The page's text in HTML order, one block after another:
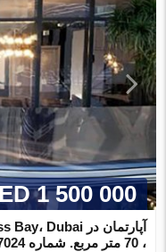
1 500 000 AED
، 70 متر مربع. شماره 647024